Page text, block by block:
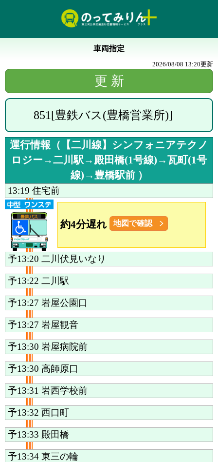
車両指定
2026/08/08 13:20更新
851[豊鉄バス(豊橋営業所)]
運行情報（ 【二川線】シンフォニアテクノ
ロジー→二川駅→殿田橋(1号線)→瓦町(1号
線)→豊橋駅前 ）
13:19 住宅前
約4分遅れ 地図で確認
予13:20 二川伏見いなり
予13:22 二川駅
予13:27 岩屋公園口
予13:27 岩屋観音
予13:30 岩屋病院前
予13:30 高師原口
予13:31 岩西学校前
予13:32 西口町
予13:33 殿田橋
予13:34 東三の輪